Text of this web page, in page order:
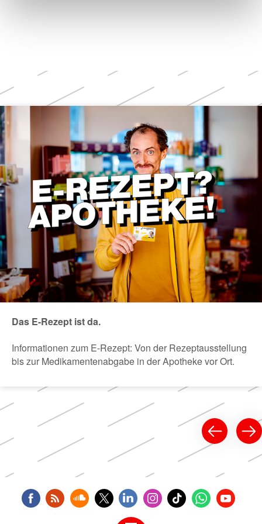
Weitere
Themen
Das E-Rezept ist da.
Informationen zum E-Rezept: Von der Rezeptausstellung
bis zur Medikamentenabgabe in der Apotheke vor Ort.